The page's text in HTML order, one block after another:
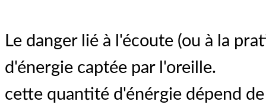
Le danger lié à l'écoute (ou à la
d'énergie captée par l'oreille.
cette quantité d'énérgie dépend